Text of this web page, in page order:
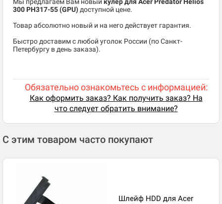
Мы предлагаем Вам новый кулер для Acer Predator Helios
300 PH317-55 (GPU)доступной цене.
Товар абсолютно новый и на него действует гарантия.
Быстро доставим с любой уголок России (по Санкт-
Петербургу в день заказа).
Обязательно ознакомьтесь с информацией:
Как оформить заказ? Как получить заказ? На
что следует обратить внимание?
С этим товаром часто покупают
Шлейф HDD для Acer